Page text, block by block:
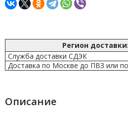
Регион доставки:
Служба доставки СДЭК
Доставка по Москве до ПВЗ или
Описание